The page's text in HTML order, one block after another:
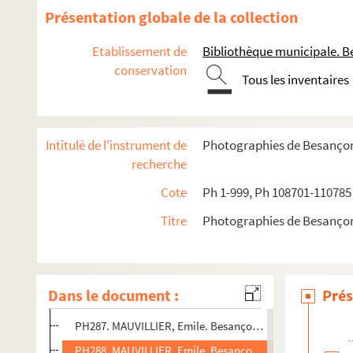
Présentation globale de la collection
Etablissement de
conservation
Bibliothèque municipale.
Tous les inventaires
Intitulé de l'instrument de
recherche
Photographies de
Cote
Ph 1-999, Ph 108701-110785
Titre
Photographies de
Dans le document :
PH274. Besançon. Inondations janvier 1910, rue
PH276. MAUVILLIER, Emile. Besançon. Inondations
PH277. MAUVILLIER, Emile. Besançon. Inondations
PH279. Besançon. Inondations janvier 1910, pont de la
PH280. Besançon. Inondations janvier 1910, promenade
PH282. MAUVILLIER, Emile. Besançon. Inondations
PH283. MAUVILLIER, Emile. Besançon. Inondations
PH285. MAUVILLIER, Emile. Besançon. Inondations
PH286. MAUVILLIER, Emile. Besançon. Inondations
PH287. MAUVILLIER, Emile. Besançon. Inondations